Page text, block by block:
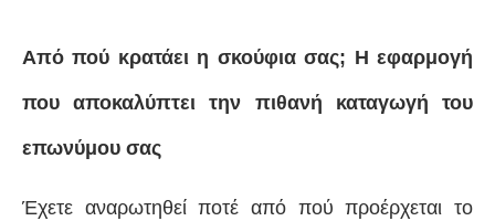
Από πού κρατάει η σκούφια σας; Η εφαρμογή
που αποκαλύπτει την πιθανή καταγωγή του
επωνύμου σας
Έχετε αναρωτηθεί ποτέ από πού προέρχεται το